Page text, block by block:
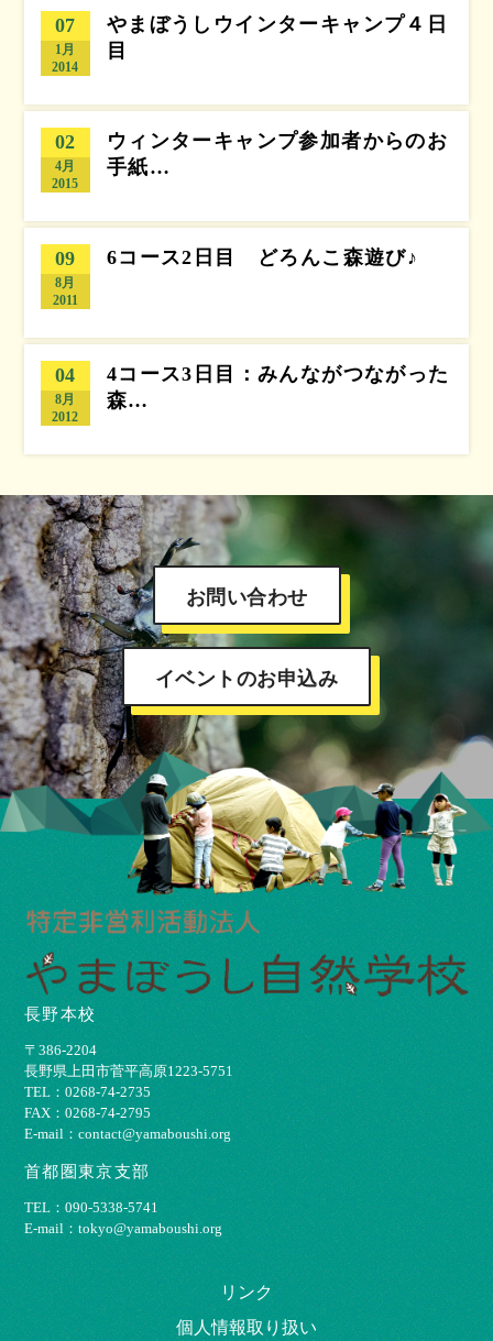
07
1月
2014
やまぼうしウインターキャンプ４日
目
02
4月
2015
ウィンターキャンプ参加者からのお
手紙…
09
8月
2011
6コース2日目 どろんこ森遊び♪
04
8月
2012
4コース3日目：みんながつながった
森…
お問い合わせ
イベントのお申込み
長野本校
〒386-2204
⻑野県上⽥市菅平⾼原1223-5751
TEL：0268-74-2735
FAX：0268-74-2795
E-mail：contact@yamaboushi.org
首都圏東京支部
TEL：090-5338-5741
E-mail：tokyo@yamaboushi.org
リンク
個⼈情報取り扱い